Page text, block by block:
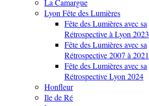
La Camargue
Lyon Fête des Lumières
Fête des Lumières avec sa
Rétrospective à Lyon 2023
Fête des Lumières avec sa
Rétrospective 2007 à 2021
Fête des Lumières avec sa
Rétrospective Lyon 2024
Honfleur
Ile de Ré